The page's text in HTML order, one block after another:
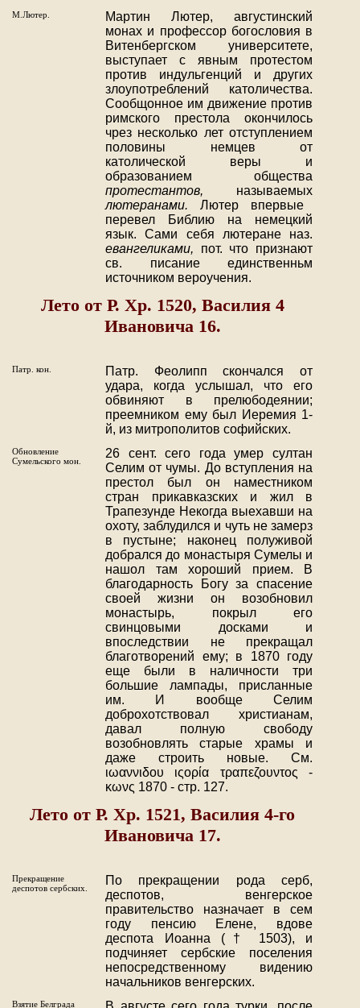
М.Лютер.
Мартин Лютер, августинский
монах и профессор богословия в
Витенбергском университете,
выступает с явным протестом
против индульгенций и других
злоупотреблений католичества.
Сообщонное им движение против
римского престола окончилось
чрез несколько лет отступлением
половины немцев от
католической веры и
образованием общества
протестантов, называемых
лютеранами. Лютер впервые
перевел Библию на немецкий
язык. Сами себя лютеране наз.
евангеликами, пот. что признают
св. писание единственньм
источником вероучения.
Лето от Р. Хр. 1520, Василия 4
Ивановича 16.
Патр. кон.
Патр. Феолипп скончался от
удара, когда услышал, что его
обвиняют в прелюбодеянии;
преемником ему был Иеремия 1-
й, из митрополитов софийских.
Обновление
Сумельского мон.
26 сент. сего года умер султан
Селим от чумы. До вступления на
престол был он наместником
стран прикавказских и жил в
Трапезунде Некогда выехавши на
охоту, заблудился и чуть не замерз
в пустыне; наконец полуживой
добрался до монастыря Сумелы и
нашол там хороший прием. В
благодарность Богу за спасение
своей жизни он возобновил
монастырь, покрыл его
свинцовыми досками и
впоследствии не прекращал
благотворений ему; в 1870 году
еще были в наличности три
большие лампады, присланные
им. И вообще Селим
доброхотствовал христианам,
давал полную свободу
возобновлять старые храмы и
даже строить новые. См.
ιωαννιδου ιςορία τραπεζουντος -
κωνς 1870 - стр. 127.
Лето от Р. Хр. 1521, Василия 4-го
Ивановича 17.
Прекращение
деспотов сербских.
По прекращении рода серб,
деспотов, венгерское
правительство назначает в сем
году пенсию Елене, вдове
деспота Иоанна († 1503), и
подчиняет сербские поселения
непосредственному видению
начальников венгерских.
Взятие Белграда